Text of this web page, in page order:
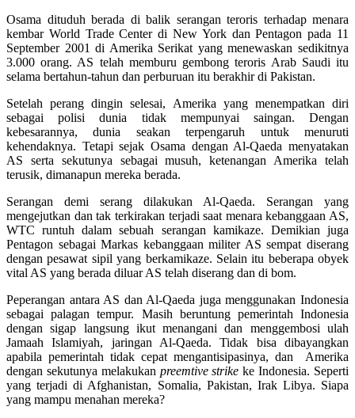
Osama dituduh berada di balik serangan teroris terhadap menara
kembar World Trade Center di New York dan Pentagon pada 11
September 2001 di Amerika Serikat yang menewaskan sedikitnya
3.000 orang. AS telah memburu gembong teroris Arab Saudi itu
selama bertahun-tahun dan perburuan itu berakhir di Pakistan.
Setelah perang dingin selesai, Amerika yang menempatkan diri
sebagai polisi dunia tidak mempunyai saingan. Dengan
kebesarannya, dunia seakan terpengaruh untuk menuruti
kehendaknya. Tetapi sejak Osama dengan Al-Qaeda menyatakan
AS serta sekutunya sebagai musuh, ketenangan Amerika telah
terusik, dimanapun mereka berada.
Serangan demi serang dilakukan Al-Qaeda. Serangan yang
mengejutkan dan tak terkirakan terjadi saat menara kebanggaan AS,
WTC runtuh dalam sebuah serangan kamikaze. Demikian juga
Pentagon sebagai Markas kebanggaan militer AS sempat diserang
dengan pesawat sipil yang berkamikaze. Selain itu beberapa obyek
vital AS yang berada diluar AS telah diserang dan di bom.
Peperangan antara AS dan Al-Qaeda juga menggunakan Indonesia
sebagai palagan tempur. Masih beruntung pemerintah Indonesia
dengan sigap langsung ikut menangani dan menggembosi ulah
Jamaah Islamiyah, jaringan Al-Qaeda. Tidak bisa dibayangkan
apabila pemerintah tidak cepat mengantisipasinya, dan Amerika
dengan sekutunya melakukan preemtive strike ke Indonesia. Seperti
yang terjadi di Afghanistan, Somalia, Pakistan, Irak Libya. Siapa
yang mampu menahan mereka?